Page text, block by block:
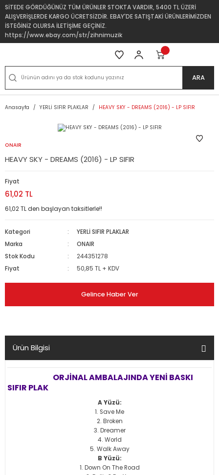
SİTEDE GÖRDÜĞÜNÜZ TÜM ÜRÜNLER STOKTA VARDIR, 5400 TL ÜZERİ
ALIŞVERİŞLERDE KARGO ÜCRETSİZDİR. EBAY'DE SATIŞTAKİ ÜRÜNLERİMİZDEN
İSTEĞİNİZ OLURSA İLETİŞİME GEÇİNİZ.
https://www.ebay.com/str/zihnimuzik
ARA
Anasayfa YERLİ SIFIR PLAKLAR HEAVY SKY - DREAMS (2016) - LP SIFIR
ONAIR
HEAVY SKY - DREAMS (2016) - LP SIFIR
Fiyat
61,02 TL
61,02 TL den başlayan taksitlerle!!
Kategori
YERLİ SIFIR PLAKLAR
Marka
ONAIR
Stok Kodu
244351278
Fiyat
50,85 TL + KDV
Gelince Haber Ver
Ürün Bilgisi
ORJİNAL AMBALAJINDA YENİ BASKI
SIFIR PLAK
A Yüzü:
Save Me
Broken
Dreamer
World
Walk Away
B Yüzü:
Down On The Road